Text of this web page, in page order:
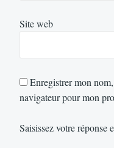
Site web
Enregistrer mon
navigateur pour mon
Saisissez votre réponse